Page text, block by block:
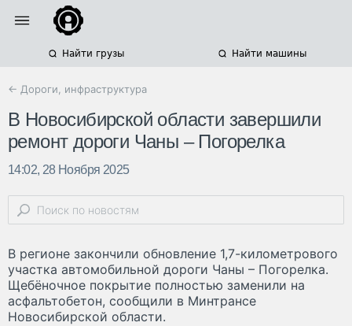
Найти грузы Найти машины
← Дороги, инфраструктура
В Новосибирской области завершили
ремонт дороги Чаны – Погорелка
14:02, 28 Ноября 2025
В регионе закончили обновление 1,7-километрового
участка автомобильной дороги Чаны – Погорелка.
Щебёночное покрытие полностью заменили на
асфальтобетон, сообщили в Минтрансе
Новосибирской области.